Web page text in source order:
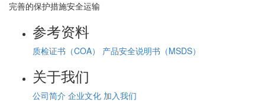
完善的保护措施安全运输
参考资料
质检证书（COA） 产品安全说明书（MSDS）
关于我们
公司简介 企业文化 加入我们